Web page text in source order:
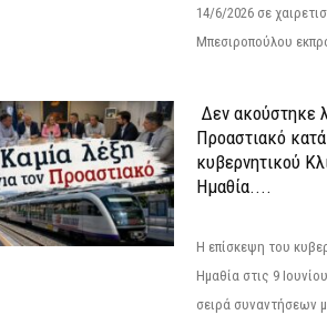
14/6/2026 σε
Μπεσιροπούλου
Δεν ακούστηκε
Προαστιακό
κυβερνητικού
Ημαθία....
Η επίσκεψη του
Ημαθία στις 9
σειρά συναντήσεων